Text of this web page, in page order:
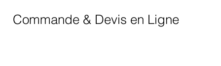
Commande & Devis en Ligne